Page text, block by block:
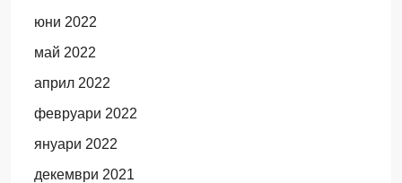
юни 2022
май 2022
април 2022
февруари 2022
януари 2022
декември 2021